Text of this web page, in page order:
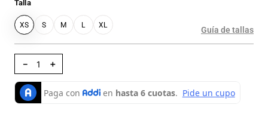
Talla
XS S M L XL
Guía de tallas
＋
－